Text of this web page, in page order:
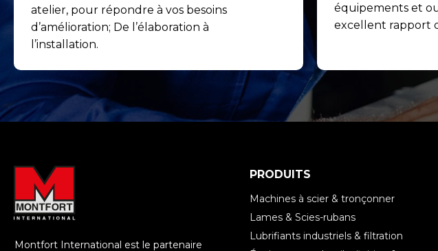
atelier, pour répondre à vos besoins
d’amélioration; De l’élaboration à
l’installation.
équipements et
excellent rapport
Montfort International est le partenaire
PRODUITS
Machines à scier & tronçonner
Lames & Scies-rubans
Lubrifiants industriels & filtration